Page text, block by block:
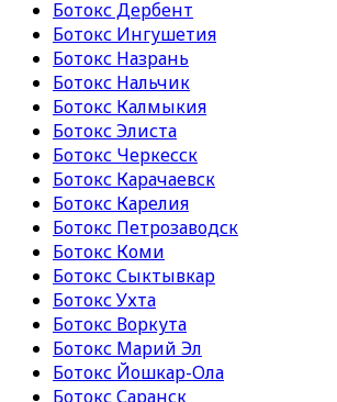
Ботокс Дербент
Ботокс Ингушетия
Ботокс Назрань
Ботокс Нальчик
Ботокс Калмыкия
Ботокс Элиста
Ботокс Черкесск
Ботокс Карачаевск
Ботокс Карелия
Ботокс Петрозаводск
Ботокс Коми
Ботокс Сыктывкар
Ботокс Ухта
Ботокс Воркута
Ботокс Марий Эл
Ботокс Йошкар-Ола
Ботокс Саранск